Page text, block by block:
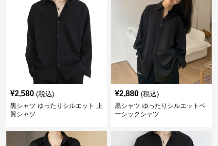
¥2,580 (税込)
黒シャツ ゆったりシルエット 上
質シャツ
¥2,880 (税込)
黒シャツ ゆったりシルエットベ
ーシックシャツ